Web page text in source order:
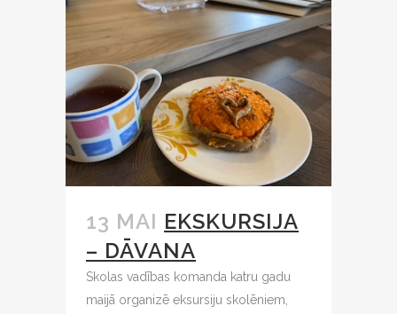
13 MAI EKSKURSIJA
– DĀVANA
Skolas vadības komanda katru gadu
maijā organizē eksursiju skolēniem,